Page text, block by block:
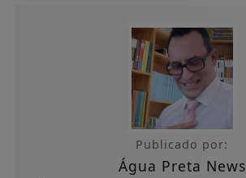
Publicado por:
Água Preta News